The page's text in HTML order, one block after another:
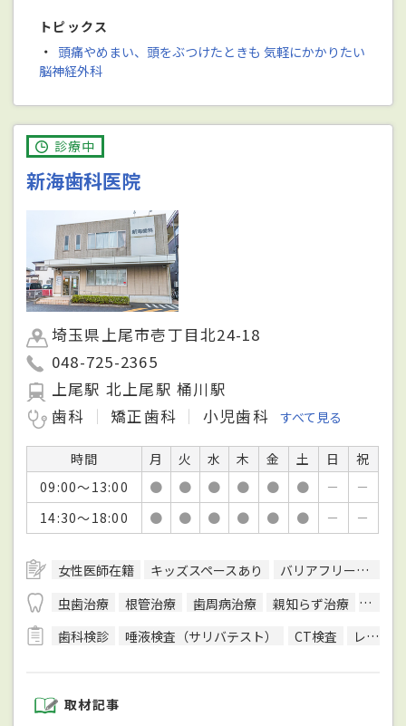
トピックス
・ 頭痛やめまい、頭をぶつけたときも 気軽にかかりたい
脳神経外科
診療中
新海歯科医院
埼玉県上尾市壱丁目北24-18
048-725-2365
上尾駅 北上尾駅 桶川駅
歯科
矯正歯科 小児歯科 すべて見る
時間 月 火 水 木 金 土 日
祝
09:00～13:00
● ● ● ● ● ● －
－
14:30～18:00
● ● ● ● ● ● － －
女性医師在籍 キッズスペースあり バリアフリー対応
虫歯治療
根管治療 歯周病治療 親知らず治療
顎関
歯科検診
唾液検査（サリバテスト） CT検査 レントゲン検査
取材記事